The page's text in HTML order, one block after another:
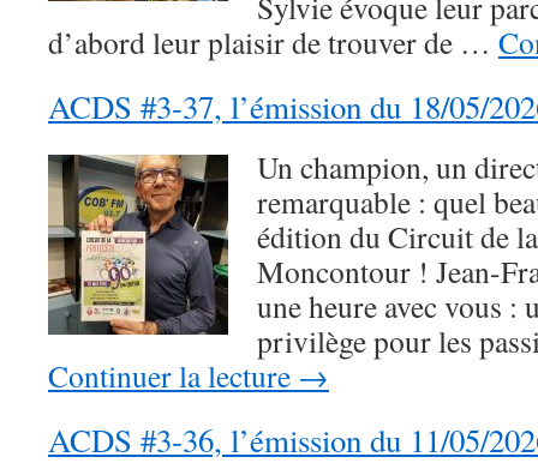
d’abord leur plaisir de trouver de …
ACDS #3-37, l’émission du 18/05/
Un champion, un
remarquable : quel
édition du Circuit de
Moncontour ! Jean-
une heure avec vous :
privilège pour les
Continuer la lecture →
ACDS #3-36, l’émission du 11/05/